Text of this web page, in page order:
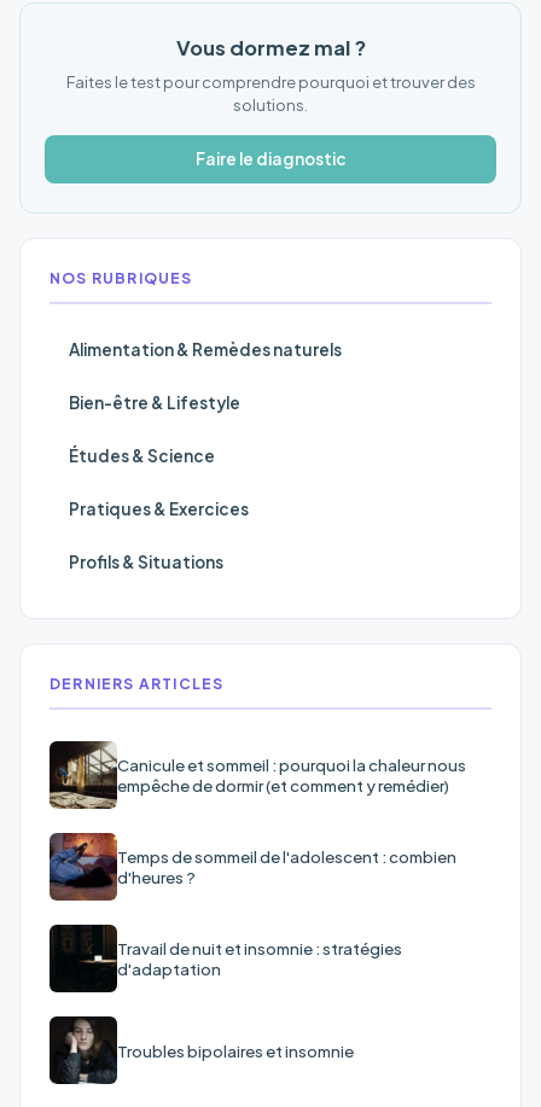
Vous dormez mal ?
Faites le test pour comprendre pourquoi et trouver des
solutions.
Faire le diagnostic
NOS RUBRIQUES
Alimentation & Remèdes naturels
Bien-être & Lifestyle
Études & Science
Pratiques & Exercices
Profils & Situations
DERNIERS ARTICLES
Canicule et sommeil : pourquoi la chaleur nous
empêche de dormir (et comment y remédier)
Temps de sommeil de l'adolescent : combien
d'heures ?
Travail de nuit et insomnie : stratégies
d'adaptation
Troubles bipolaires et insomnie